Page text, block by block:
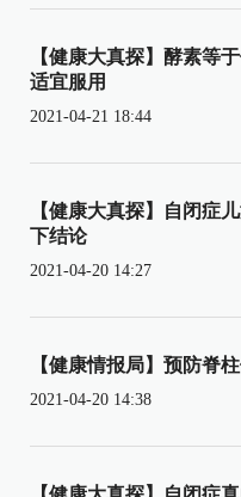
【健康大真探】酵素等
适宜服用
2021-04-21 18:44
【健康大真探】自闭症
下结论
2021-04-20 14:27
【健康情报局】预防脊
2021-04-20 14:38